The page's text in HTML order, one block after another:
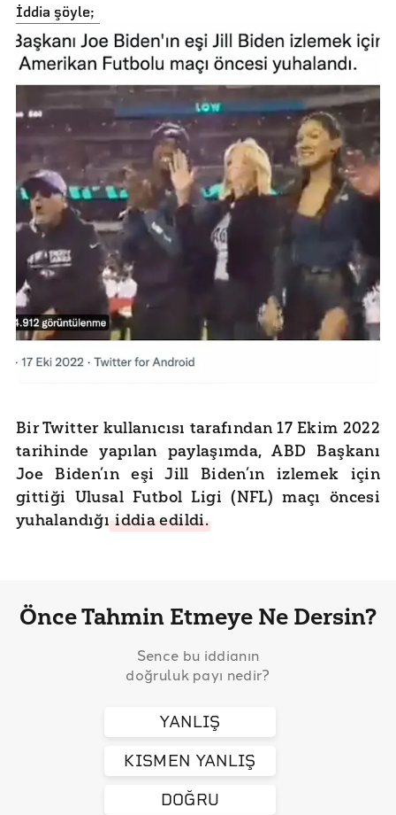
İddia şöyle;
Bir Twitter kullanıcısı tarafından 17 Ekim 2022
tarihinde yapılan paylaşımda, ABD Başkanı
Joe Biden’ın eşi Jill Biden’ın izlemek için
gittiği Ulusal Futbol Ligi (NFL) maçı öncesi
yuhalandığıiddia edildi.
Önce Tahmin Etmeye Ne Dersin?
Sence bu iddianın
doğruluk payı nedir?
YANLIŞ
KISMEN YANLIŞ
DOĞRU